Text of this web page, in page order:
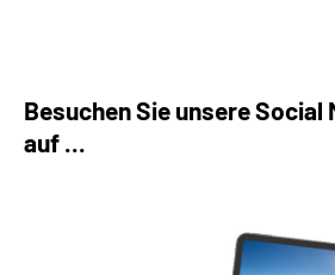
Besuchen Sie unsere Social
auf ...